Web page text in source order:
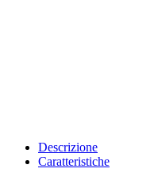
Descrizione
Caratteristiche